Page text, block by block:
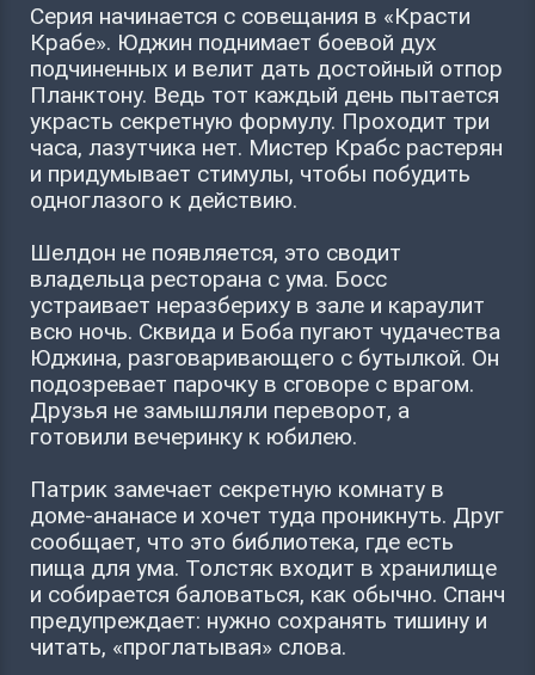
Серия начинается с совещания в «Красти
Крабе». Юджин поднимает боевой дух
подчиненных и велит дать достойный отпор
Планктону. Ведь тот каждый день пытается
украсть секретную формулу. Проходит три
часа, лазутчика нет. Мистер Крабс растерян
и придумывает стимулы, чтобы побудить
одноглазого к действию.
Шелдон не появляется, это сводит
владельца ресторана с ума. Босс
устраивает неразбериху в зале и караулит
всю ночь. Сквида и Боба пугают чудачества
Юджина, разговаривающего с бутылкой. Он
подозревает парочку в сговоре с врагом.
Друзья не замышляли переворот, а
готовили вечеринку к юбилею.
Патрик замечает секретную комнату в
доме-ананасе и хочет туда проникнуть. Друг
сообщает, что это библиотека, где есть
пища для ума. Толстяк входит в хранилище
и собирается баловаться, как обычно. Спанч
предупреждает: нужно сохранять тишину и
читать, «проглатывая» слова.